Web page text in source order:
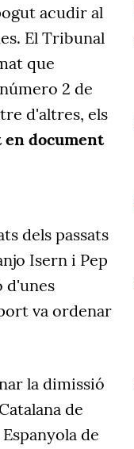
acudir al
El Tribunal
que
2 de
d'altres, els
en document
dels passats
Isern i Pep
d'unes
va ordenar
la dimissió
de
de